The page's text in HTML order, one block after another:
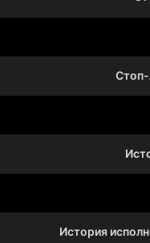
Стоп-
История